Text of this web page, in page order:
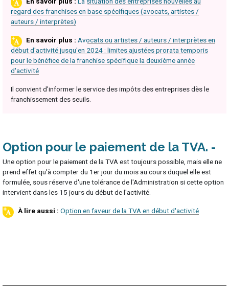
regard des franchises en base spécifiques (avocats, artistes /
auteurs / interprètes)
Avocats ou artistes / auteurs / interprètes en
début d'activité jusqu'en 2024 : limites ajustées prorata temporis
pour le bénéfice de la franchise spécifique la deuxième année
d'activité
Il convient d'informer le service des impôts des entreprises dès le
franchissement des seuils.
Option pour le paiement de la TVA
Une option pour le paiement de la TVA est toujours possible, mais elle ne
prend effet qu'à compter du 1er jour du mois au cours duquel elle est
formulée, sous réserve d'une tolérance de l'Administration si cette option
intervient dans les 15 jours du début de l'activité.
Option en faveur de la TVA en début d'activité